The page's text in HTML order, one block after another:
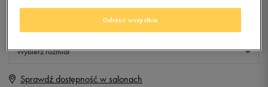
Produkt niedostępny
Jeśli artykuł będzie ponownie dostępny, otrzymasz od nas powiadomienie.
Wybierz rozmiar
M Powiadom o dostępności
Sprawdź dostępność w salonach
Odrzuć wszystkie